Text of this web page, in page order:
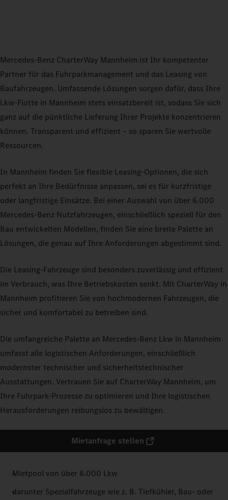
Mercedes-Benz CharterWay Mannheim ist Ihr kompetenter
Partner für das Fuhrparkmanagement und das Leasing von
Baufahrzeugen. Umfassende Lösungen sorgen dafür, dass Ihre
Lkw-Flotte in Mannheim stets einsatzbereit ist, sodass Sie sich
ganz auf die pünktliche Lieferung Ihrer Projekte konzentrieren
können. Transparent und effizient – so sparen Sie wertvolle
Ressourcen.
In Mannheim finden Sie flexible Leasing-Optionen, die sich
perfekt an Ihre Bedürfnisse anpassen, sei es für kurzfristige
oder langfristige Einsätze. Bei einer Auswahl von über 6.000
Mercedes-Benz Nutzfahrzeugen, einschließlich speziell für den
Bau entwickelten Modellen, finden Sie eine breite Palette an
Lösungen, die genau auf Ihre Anforderungen abgestimmt sind.
Die Leasing-Fahrzeuge sind besonders zuverlässig und effizient
im Verbrauch, was Ihre Betriebskosten senkt. Mit CharterWay in
Mannheim profitieren Sie von hochmodernen Fahrzeugen, die
sicher und komfortabel zu betreiben sind.
Die umfangreiche Palette an Mercedes-Benz Lkw in Mannheim
umfasst alle logistischen Anforderungen, einschließlich
modernster technischer und sicherheitstechnischer
Ausstattungen. Vertrauen Sie auf CharterWay Mannheim, um
Ihre Fuhrpark-Prozesse zu optimieren und Ihre logistischen
Herausforderungen reibungslos zu bewältigen.
Mietanfrage stellen
Mietpool von über 6.000 Lkw
darunter Spezialfahrzeuge wie z. B. Tiefkühler, Bau- oder